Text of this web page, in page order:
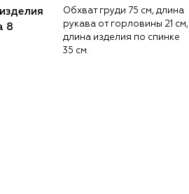
8
Обхват груди 75 см, длина
рукава от горловины 21 см,
длина изделия по спинке
35 см.